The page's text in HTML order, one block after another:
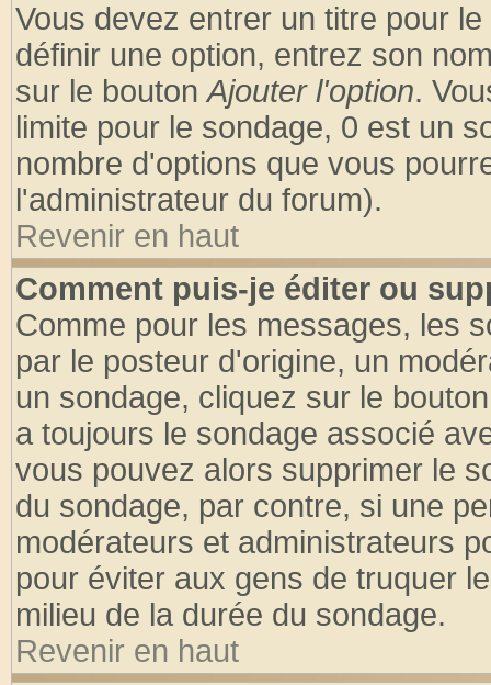
Vous devez entrer un titre pour
définir une option, entrez son
sur le boutonAjouter l'option.
limite pour le sondage, 0 est un
nombre d'options que vous
l'administrateur du forum).
Revenir en haut
Comment puis-je éditer ou
Comme pour les messages, les
par le posteur d'origine, un
un sondage, cliquez sur le
a toujours le sondage associé
vous pouvez alors supprimer le
du sondage, par contre, si une
modérateurs et administrateurs
pour éviter aux gens de truquer
milieu de la durée du sondage.
Revenir en haut